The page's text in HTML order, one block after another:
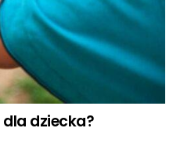
dziecka?